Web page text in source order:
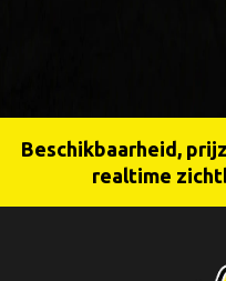
Beschikbaarheid,
realtime